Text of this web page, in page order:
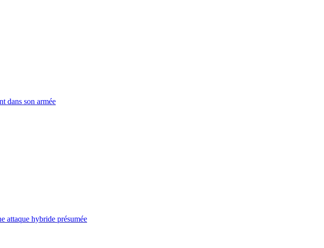
dans son armée
attaque hybride présumée